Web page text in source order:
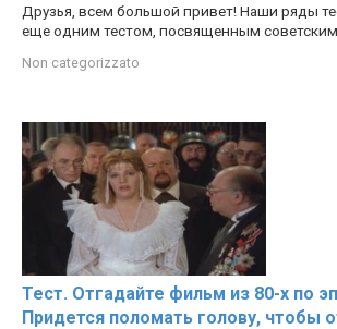
Друзья, всем большой привет! Наши ряды
еще одним тестом, посвященным советским
Non categorizzato
Тест. Отгадайте фильм из 80-х по
Придется поломать голову, чтобы